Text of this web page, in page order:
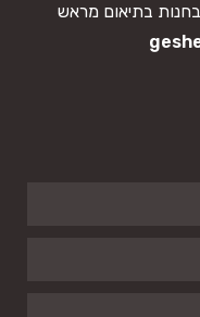
חולון ביקור בחנות בתיאום מראש